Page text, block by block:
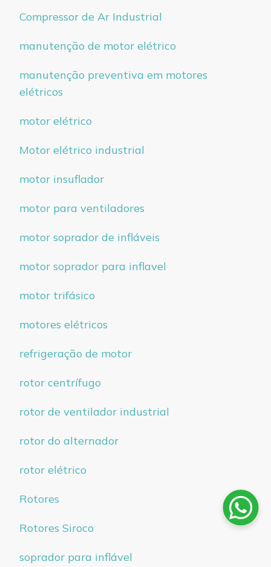
Compressor de Ar Industrial
manutenção de motor elétrico
manutenção preventiva em motores
elétricos
motor elétrico
Motor elétrico industrial
motor insuflador
motor para ventiladores
motor soprador de infláveis
motor soprador para inflavel
motor trifásico
motores elétricos
refrigeração de motor
rotor centrífugo
rotor de ventilador industrial
rotor do alternador
rotor elétrico
Rotores
Rotores Siroco
soprador para inflável